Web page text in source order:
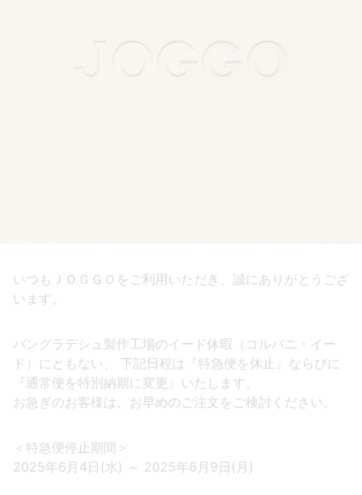
いつもＪＯＧＧＯをご利用いただき、誠にありがとうござ
います。
バングラデシュ製作工場のイード休暇（コルバニ・イー
ド）にともない、 下記日程は『特急便を休止』ならびに
『通常便を特別納期に変更』いたします。
お急ぎのお客様は、お早めのご注文をご検討ください。
＜特急便停止期間＞
2025年6月4日(水) ～ 2025年6月9日(月)